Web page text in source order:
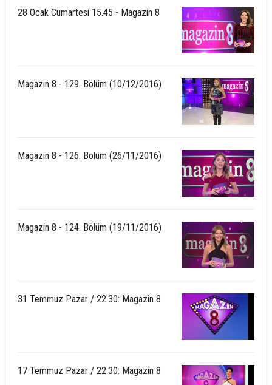
28 Ocak Cumartesi 15.45 - Magazin 8
Magazin 8 - 129. Bölüm (10/12/2016)
Magazin 8 - 126. Bölüm (26/11/2016)
Magazin 8 - 124. Bölüm (19/11/2016)
31 Temmuz Pazar / 22.30: Magazin 8
17 Temmuz Pazar / 22.30: Magazin 8